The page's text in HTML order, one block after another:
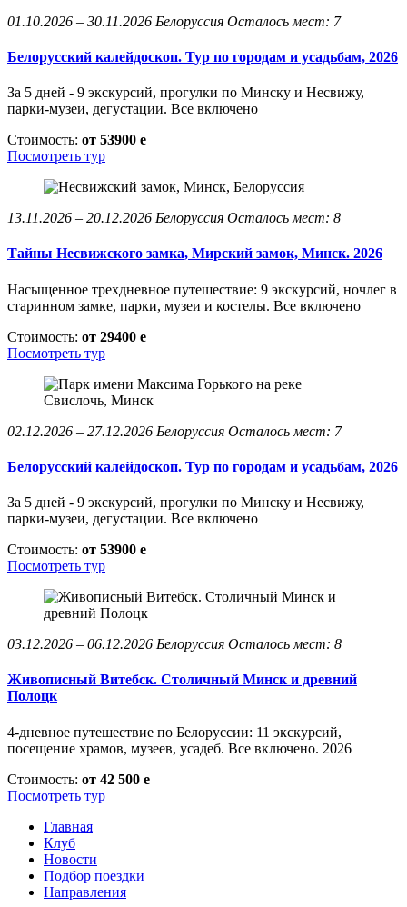
01.10.2026 – 30.11.2026 Белоруссия Осталось мест: 7
Белорусский калейдоскоп. Тур по городам и усадьбам, 2026
За 5 дней - 9 экскурсий, прогулки по Минску и Несвижу,
парки-музеи, дегустации. Все включено
Стоимость: от 53900 e
Посмотреть тур
13.11.2026 – 20.12.2026 Белоруссия Осталось мест: 8
Тайны Несвижского замка, Мирский замок, Минск. 2026
Насыщенное трехдневное путешествие: 9 экскурсий, ночлег в
старинном замке, парки, музеи и костелы. Все включено
Стоимость: от 29400 e
Посмотреть тур
02.12.2026 – 27.12.2026 Белоруссия Осталось мест: 7
Белорусский калейдоскоп. Тур по городам и усадьбам, 2026
За 5 дней - 9 экскурсий, прогулки по Минску и Несвижу,
парки-музеи, дегустации. Все включено
Стоимость: от 53900 e
Посмотреть тур
03.12.2026 – 06.12.2026 Белоруссия Осталось мест: 8
Живописный Витебск. Столичный Минск и древний
Полоцк
4-дневное путешествие по Белоруссии: 11 экскурсий,
посещение храмов, музеев, усадеб. Все включено. 2026
Стоимость: от 42 500 e
Посмотреть тур
Главная
Клуб
Новости
Подбор поездки
Направления